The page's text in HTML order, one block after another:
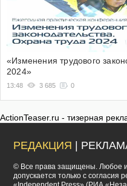
«Изменения трудового
2024»
13:48 3 685 0
ActionTeaser.ru - тизерная
РЕДАКЦИЯ |
© Все права защищены. Любое
допускается только с согласия